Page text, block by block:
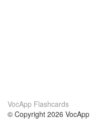
VocApp Flashcards
© Copyright 2026 VocApp